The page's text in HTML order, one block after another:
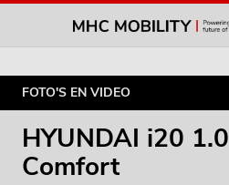
FOTO'S EN VIDEO
HYUNDAI i20 1.0
Comfort